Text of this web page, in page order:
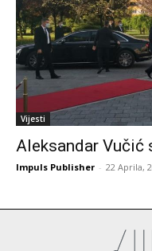
Vijesti
Aleksandar Vučić
Impuls Publisher - 22 Aprila,